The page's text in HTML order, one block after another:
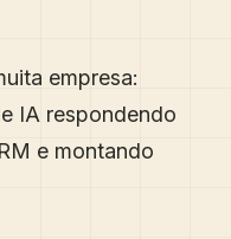
empresa:
IA respondendo
e montando